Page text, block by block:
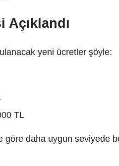
Açıklandı
yeni ücretler şöyle:
TL
göre daha uygun seviyede